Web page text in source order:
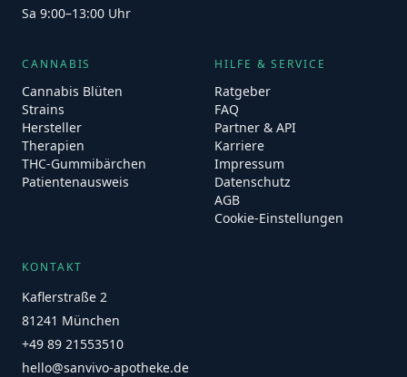
Sa 9:00–13:00 Uhr
CANNABIS
Cannabis Blüten
Strains
Hersteller
Therapien
THC-Gummibärchen
Patientenausweis
HILFE & SERVICE
Ratgeber
FAQ
Partner & API
Karriere
Impressum
Datenschutz
AGB
Cookie-Einstellungen
KONTAKT
Kaflerstraße 2
81241 München
+49 89 21553510
hello@sanvivo-apotheke.de